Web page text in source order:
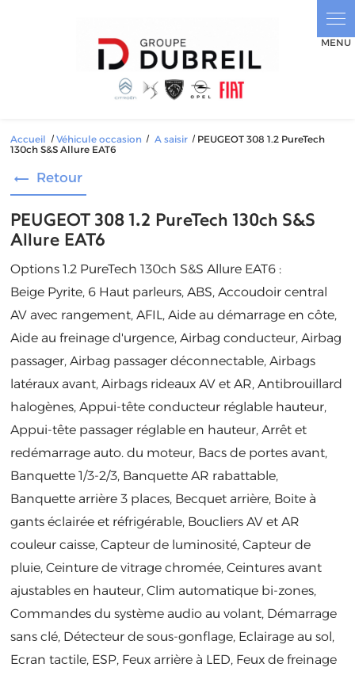
Accueil Véhicule occasion A saisir
PEUGEOT 308 1.2 PureTech
130ch S&S Allure EAT6
Retour
PEUGEOT 308 1.2 PureTech 130ch S&S
Allure EAT6
Options 1.2 PureTech 130ch S&S Allure EAT6 :
Beige Pyrite, 6 Haut parleurs, ABS, Accoudoir central
AV avec rangement, AFIL, Aide au démarrage en côte,
Aide au freinage d'urgence, Airbag conducteur, Airbag
passager, Airbag passager déconnectable, Airbags
latéraux avant, Airbags rideaux AV et AR, Antibrouillard
halogènes, Appui-tête conducteur réglable hauteur,
Appui-tête passager réglable en hauteur, Arrêt et
redémarrage auto. du moteur, Bacs de portes avant,
Banquette 1/3-2/3, Banquette AR rabattable,
Banquette arrière 3 places, Becquet arrière, Boite à
gants éclairée et réfrigérable, Boucliers AV et AR
couleur caisse, Capteur de luminosité, Capteur de
pluie, Ceinture de vitrage chromée, Ceintures avant
ajustables en hauteur, Clim automatique bi-zones,
Commandes du système audio au volant, Démarrage
sans clé, Détecteur de sous-gonflage, Eclairage au sol,
Ecran tactile, ESP, Feux arrière à LED, Feux de freinage